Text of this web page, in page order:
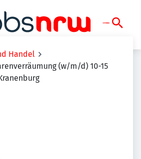
Handel
(w/m/d) 10-15